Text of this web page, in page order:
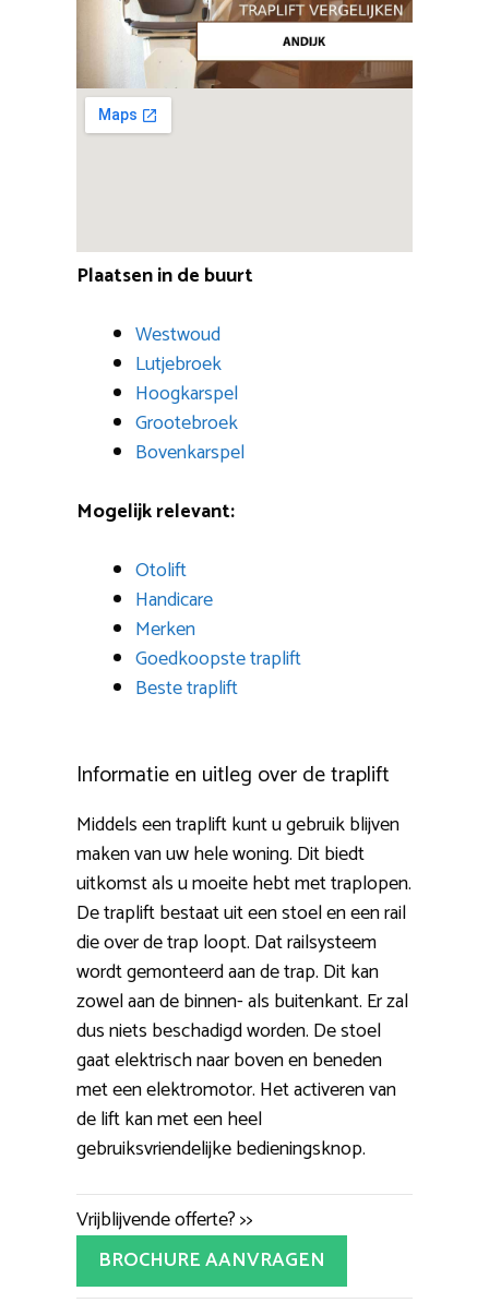
Plaatsen in de buurt
Westwoud
Lutjebroek
Hoogkarspel
Grootebroek
Bovenkarspel
Mogelijk relevant:
Otolift
Handicare
Merken
Goedkoopste traplift
Beste traplift
Informatie en uitleg over de traplift
Middels een traplift kunt u gebruik blijven
maken van uw hele woning. Dit biedt
uitkomst als u moeite hebt met traplopen.
De traplift bestaat uit een stoel en een rail
die over de trap loopt. Dat railsysteem
wordt gemonteerd aan de trap. Dit kan
zowel aan de binnen- als buitenkant. Er zal
dus niets beschadigd worden. De stoel
gaat elektrisch naar boven en beneden
met een elektromotor. Het activeren van
de lift kan met een heel
gebruiksvriendelijke bedieningsknop.
Vrijblijvende offerte? >>
BROCHURE AANVRAGEN